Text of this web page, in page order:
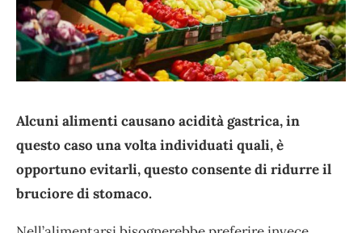
Alcuni alimenti causano acidità gastrica, in
questo caso una volta individuati quali, è
opportuno evitarli, questo consente di ridurre il
bruciore di stomaco.